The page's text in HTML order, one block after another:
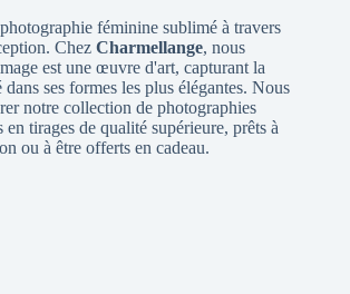
féminine sublimé à travers
Chez Charmellange, nous
est une œuvre d'art, capturant la
dans ses formes les plus élégantes. Nous
notre collection de photographies
en tirages de qualité supérieure, prêts à
ou à être offerts en cadeau.